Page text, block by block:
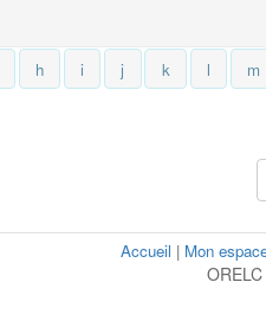
h i j k l m
Accueil | Mon